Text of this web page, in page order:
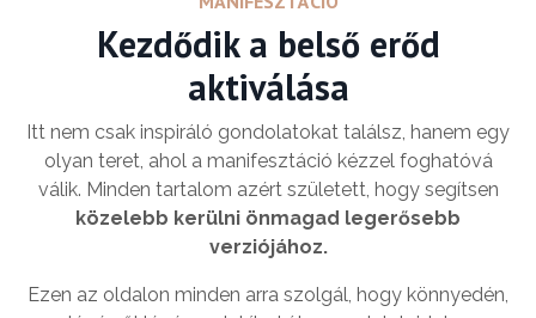
Kezdődik a belső erőd
aktiválása
Itt nem csak inspiráló gondolatokat találsz, hanem egy
olyan teret, ahol a manifesztáció kézzel foghatóvá
válik. Minden tartalom azért született, hogy segítsen
közelebb kerülni önmagad legerősebb
verziójához.
Ezen az oldalon minden arra szolgál, hogy könnyedén,